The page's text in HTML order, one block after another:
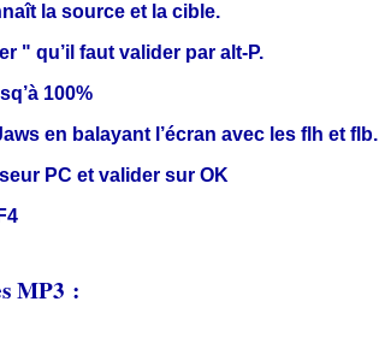
la source et la cible.
" qu’il faut valider par alt-P.
100%
en balayant l’écran avec les flh et flb.
PC et valider sur OK
MP3 :